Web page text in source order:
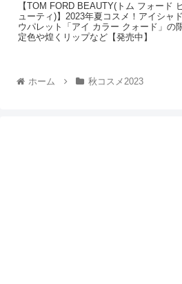
【TOM FORD BEAUTY(トム フォード
ューティ)】2023年夏コスメ！アイシャド
ウパレット「アイ カラー クォード」の
定色や煌くリップなど【発売中】
ホーム 秋コスメ2023